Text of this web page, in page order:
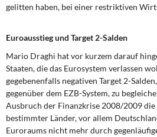
gelitten haben, bei einer restriktiven
Euroausstieg und Target 2-Salden
Mario Draghi hat vor kurzem darauf
Staaten, die das Eurosystem verlassen
gegebenenfalls negativen Target 2-
gegenüber dem EZB-System, zu
Ausbruch der Finanzkrise 2008/2009
bestimmter Länder, vor allem
Euroraums nicht mehr durch